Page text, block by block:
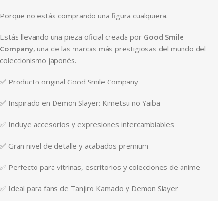
Porque no estás comprando una figura cualquiera.
Estás llevando una pieza oficial creada por Good Smile
Company, una de las marcas más prestigiosas del mundo del
coleccionismo japonés.
✅ Producto original Good Smile Company
✅ Inspirado en Demon Slayer: Kimetsu no Yaiba
✅ Incluye accesorios y expresiones intercambiables
✅ Gran nivel de detalle y acabados premium
✅ Perfecto para vitrinas, escritorios y colecciones de anime
✅ Ideal para fans de Tanjiro Kamado y Demon Slayer